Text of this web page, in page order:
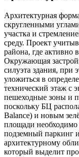
Архитектурная
скругленными
участка и
среду. Проект
района, где активно
Окружающая
силуэта здания, при
уложиться в
технический этаж с
пешеходные зоны и
поскольку БЦ
Balance) и новым
площади
подземный паркинг
архитектурному
который выделит